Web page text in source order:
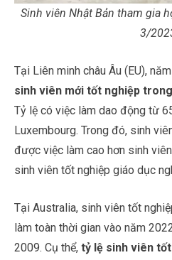
Sinh viên Nhật Bản tham gia
3/
Tại Liên minh châu Âu (EU),
sinh viên mới tốt nghiệp
Tỷ lệ có việc làm dao động từ
Luxembourg. Trong đó, sinh
được việc làm cao hơn sinh
sinh viên tốt nghiệp giáo dục
Tại Australia, sinh viên tốt
làm toàn thời gian vào năm
2009. Cụ thể, tỷ lệ sinh viên